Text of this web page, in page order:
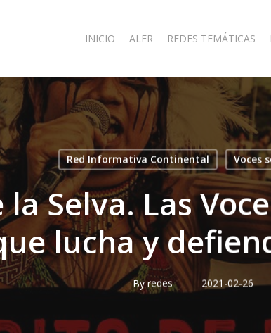
INICIO ALER REDES TEMÁTICAS
Red Informativa Continental Voces
la Selva. Las
lucha y
By redes 2021-02-26